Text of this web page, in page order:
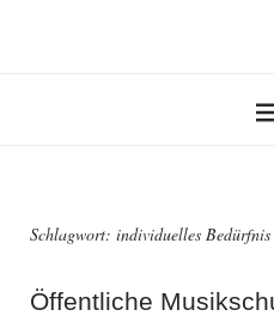
Schlagwort: individuelles Bedürfnis
Öffentliche